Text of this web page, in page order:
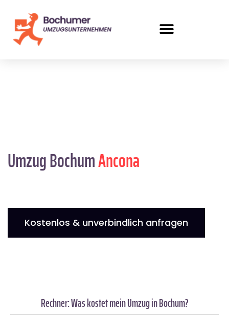
Umzug BochumAncona
Kostenlos & unverbindlich anfragen
Rechner: Was kostet mein Umzug in Bochum?